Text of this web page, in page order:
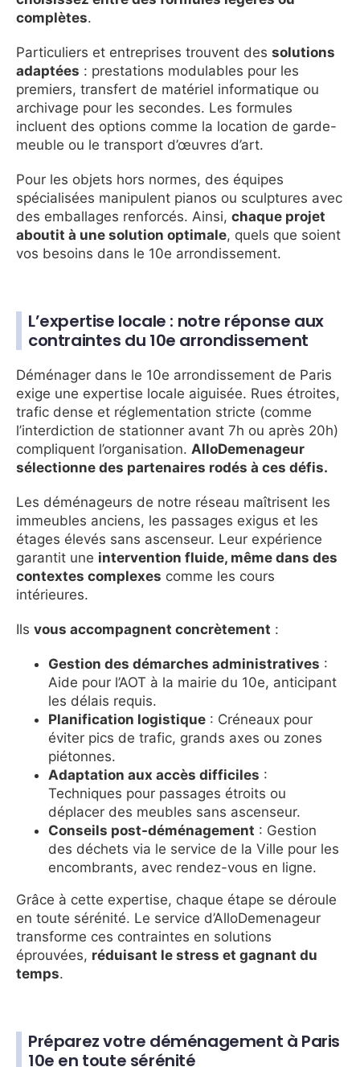
complètes.
Particuliers et entreprises trouvent des solutions
adaptées : prestations modulables pour les
premiers, transfert de matériel informatique ou
archivage pour les secondes. Les formules
incluent des options comme la location de garde-
meuble ou le transport d’œuvres d’art.
Pour les objets hors normes, des équipes
spécialisées manipulent pianos ou sculptures avec
des emballages renforcés. Ainsi, chaque projet
aboutit à une solution optimale, quels que soient
vos besoins dans le 10e arrondissement.
L’expertise locale : notre réponse aux
contraintes du 10e arrondissement
Déménager dans le 10e arrondissement de Paris
exige une expertise locale aiguisée. Rues étroites,
trafic dense et réglementation stricte (comme
l’interdiction de stationner avant 7h ou après 20h)
compliquent l’organisation. AlloDemenageur
sélectionne des partenaires rodés à ces défis.
Les déménageurs de notre réseau maîtrisent les
immeubles anciens, les passages exigus et les
étages élevés sans ascenseur. Leur expérience
garantit une intervention fluide, même dans des
contextes complexes comme les cours
intérieures.
Ils vous accompagnent concrètement :
Gestion des démarches administratives :
Aide pour l’AOT à la mairie du 10e, anticipant
les délais requis.
Planification logistique : Créneaux pour
éviter pics de trafic, grands axes ou zones
piétonnes.
Adaptation aux accès difficiles :
Techniques pour passages étroits ou
déplacer des meubles sans ascenseur.
Conseils post-déménagement : Gestion
des déchets via le service de la Ville pour les
encombrants, avec rendez-vous en ligne.
Grâce à cette expertise, chaque étape se déroule
en toute sérénité. Le service d’AlloDemenageur
transforme ces contraintes en solutions
éprouvées, réduisant le stress et gagnant du
temps.
Préparez votre déménagement à Paris
10e en toute sérénité